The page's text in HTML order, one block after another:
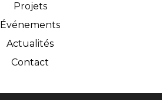
Projets
Événements
Actualités
Contact